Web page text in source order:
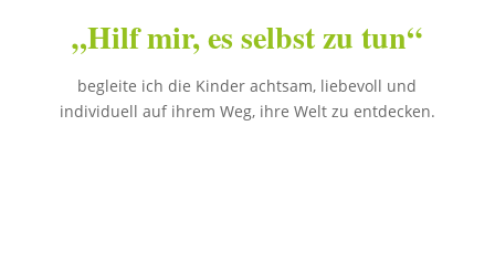
„Hilf mir, es selbst zu tun“
begleite ich die Kinder achtsam, liebevoll und
individuell auf ihrem Weg, ihre Welt zu entdecken.